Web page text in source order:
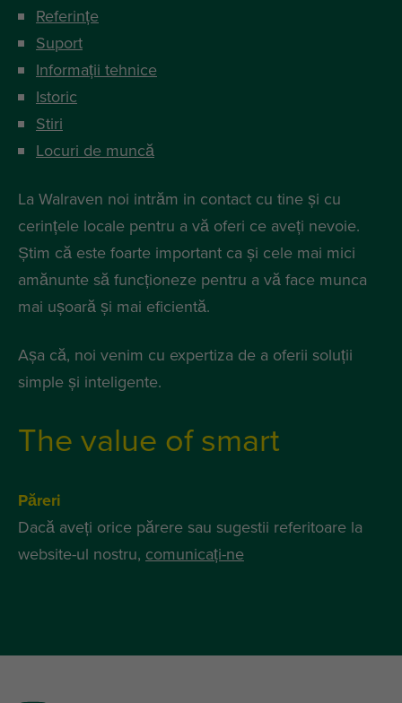
Referințe
Suport
Informații tehnice
Istoric
Stiri
Locuri de muncă
La Walraven noi intrăm in contact cu tine și cu
cerințele locale pentru a vă oferi ce aveți nevoie.
Știm că este foarte important ca și cele mai mici
amănunte să funcționeze pentru a vă face munca
mai ușoară și mai eficientă.
Așa că, noi venim cu expertiza de a oferii soluții
simple și inteligente.
The value of smart
Păreri
Dacă aveți orice părere sau sugestii referitoare la
website-ul nostru, comunicați-ne